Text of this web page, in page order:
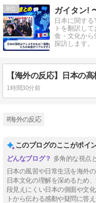
8 ガイタン!
日本に関す
トを翻訳し
食・文化から
探訪します。
1時間30分前
#海外の反応
このブログのここがポイ
多角的な視点
日本の風習や日常生活を海外
日本文化の理解を深めるため
段見えにくい日本の側面や文
トから伝わる感動や疑問に答